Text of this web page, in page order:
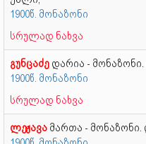
1900წ. მონაზონი
სრულად ნახვა
გუნცაძე დარია - მონაზონი.
1900წ. მონაზონი
სრულად ნახვა
ლეჟავა მართა - მონაზონი.